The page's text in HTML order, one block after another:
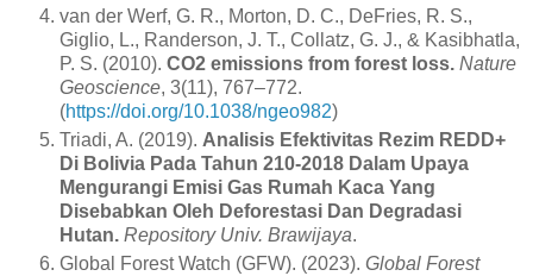
van der Werf, G. R., Morton, D. C., DeFries, R. S.,
Giglio, L., Randerson, J. T., Collatz, G. J., & Kasibhatla,
P. S. (2010). CO2 emissions from forest loss. Nature
Geoscience, 3(11), 767–772.
(https://doi.org/10.1038/ngeo982)
Triadi, A. (2019). Analisis Efektivitas Rezim REDD+
Di Bolivia Pada Tahun 210-2018 Dalam Upaya
Mengurangi Emisi Gas Rumah Kaca Yang
Disebabkan Oleh Deforestasi Dan Degradasi
Hutan. Repository Univ. Brawijaya.
Global Forest Watch (GFW). (2023). Global Forest